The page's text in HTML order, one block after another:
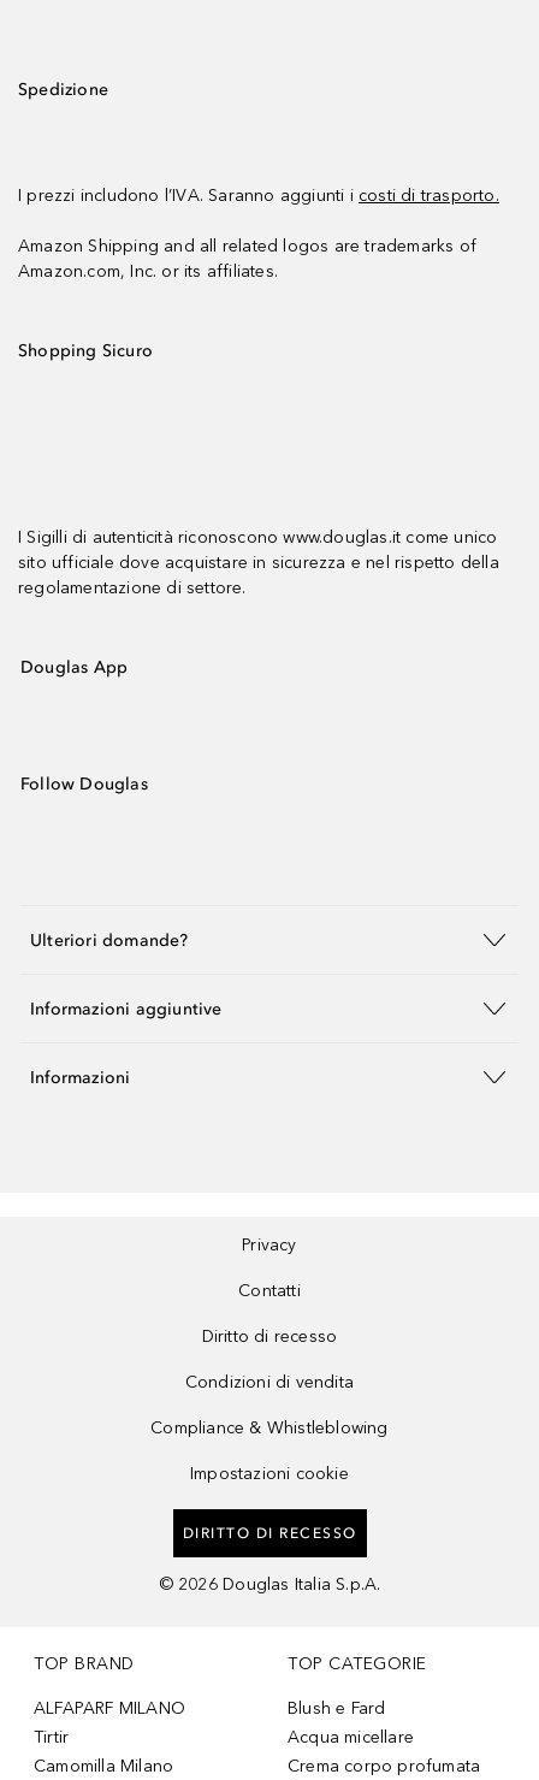
Spedizione
I prezzi includono l’IVA. Saranno aggiunti i costi di trasporto.
Amazon Shipping and all related logos are trademarks of
Amazon.com, Inc. or its affiliates.
Shopping Sicuro
I Sigilli di autenticità riconoscono www.douglas.it come unico
sito ufficiale dove acquistare in sicurezza e nel rispetto della
regolamentazione di settore.
Douglas App
Follow Douglas
Ulteriori domande?
Informazioni aggiuntive
Informazioni
Privacy
Contatti
Diritto di recesso
Condizioni di vendita
Compliance & Whistleblowing
Impostazioni cookie
DIRITTO DI RECESSO
© 2026 Douglas Italia S.p.A.
TOP BRAND
ALFAPARF MILANO
Tirtir
Camomilla Milano
TOP CATEGORIE
Blush e Fard
Acqua micellare
Crema corpo profumata